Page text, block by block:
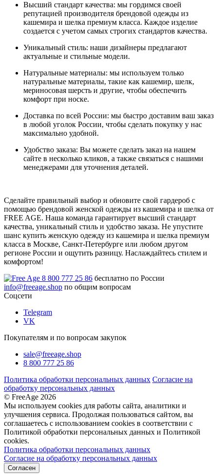
Высший стандарт качества: мы гордимся своей
репутацией производителя брендовой одежды из
кашемира и шелка премиум класса. Каждое изделие
создается с учетом самых строгих стандартов качества.
Уникальный стиль: наши дизайнеры предлагают
актуальные и стильные модели.
Натуральные материалы: мы используем только
натуральные материалы, такие как кашемир, шелк,
мериносовая шерсть и другие, чтобы обеспечить
комфорт при носке.
Доставка по всей России: мы быстро доставим ваш заказ
в любой уголок России, чтобы сделать покупку у нас
максимально удобной.
Удобство заказа: Вы можете сделать заказ на нашем
сайте в несколько кликов, а также связаться с нашими
менеджерами для уточнения деталей.
Сделайте правильный выбор и обновите свой гардероб с
помощью брендовой женской одежды из кашемира и шелка от
FREE AGE. Наша команда гарантирует высший стандарт
качества, уникальный стиль и удобство заказа. Не упустите
шанс купить женскую одежду из кашемира и шелка премиум
класса в Москве, Санкт-Петербурге или любом другом
регионе России и ощутить разницу. Наслаждайтесь стилем и
комфортом!
8 800 777 25 86 бесплатно по России
info@freeage.shop по общим вопросам
Соцсети
Telegram
VK
Покупателям и по вопросам закупок
sale@freeage.shop
8 800 777 25 86
Политика обработки персональных данных Согласие на
обработку персональных данных
© FreeAge 2026
Мы используем cookies для работы сайта, аналитики и
улучшения сервиса. Продолжая пользоваться сайтом, вы
соглашаетесь с использованием cookies в соответствии с
Политикой обработки персональных данных и Политикой
cookies.
Политика обработки персональных данных
Согласие на обработку персональных данных
Согласен